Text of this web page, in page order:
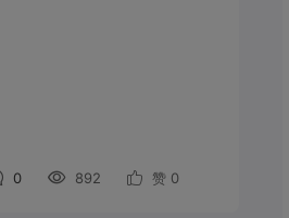
0 892 赞 0